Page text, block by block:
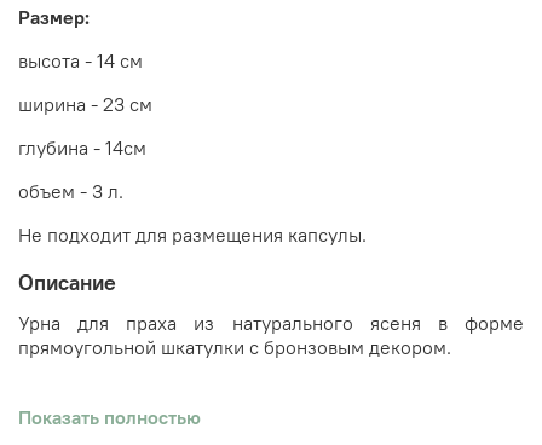
Размер:
высота - 14 см
ширина - 23 см
глубина - 14см
объем - 3 л.
Не подходит для размещения капсулы.
Описание
Урна для праха из натурального ясеня в форме
прямоугольной шкатулки с бронзовым декором.
Показать полностью